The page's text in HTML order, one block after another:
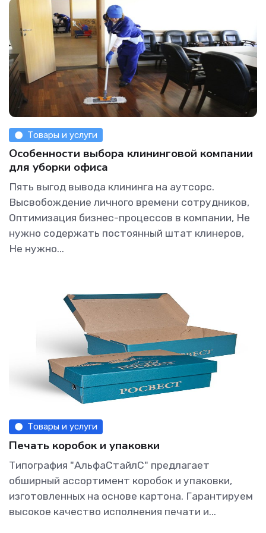
Товары и услуги
Особенности выбора клининговой компании
для уборки офиса
Пять выгод вывода клининга на аутсорс.
Высвобождение личного времени сотрудников,
Оптимизация бизнес-процессов в компании, Не
нужно содержать постоянный штат клинеров,
Не нужно...
Товары и услуги
Печать коробок и упаковки
Типография "АльфаСтайлС" предлагает
обширный ассортимент коробок и упаковки,
изготовленных на основе картона. Гарантируем
высокое качество исполнения печати и...